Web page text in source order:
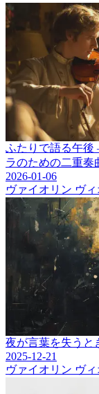
ふたりで語る午
ラのための二重奏
2026-01-06
ヴァイオリン ヴ
夜が言葉を失うと
2025-12-21
ヴァイオリン ヴ